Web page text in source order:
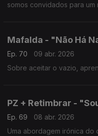
somos convidados para
Mafalda - "Não Há
Ep. 70
09 abr. 2026
Sobre aceitar o vazio,
PZ + Retimbrar -
Ep. 69
08 abr. 2026
Uma abordagem irónica do